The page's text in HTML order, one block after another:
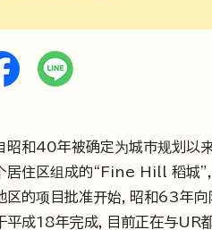
昭和40年被确定为城市规划以
居住区组成的“Fine Hill 稻城”
区的项目批准开始，昭和63年向
平成18年完成，目前正在与UR